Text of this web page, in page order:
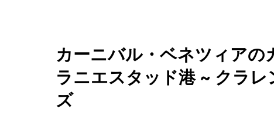
カーニバル・ベネツィアの
ラニエスタッド港 ~ クラ
ズ